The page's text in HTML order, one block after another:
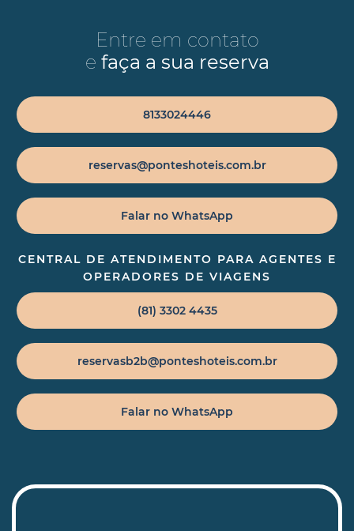
Entre em contato
e faça a sua reserva
8133024446
reservas@ponteshoteis.com.br
Falar no WhatsApp
CENTRAL DE ATENDIMENTO PARA AGENTES E
OPERADORES DE VIAGENS
(81) 3302 4435
reservasb2b@ponteshoteis.com.br
Falar no WhatsApp